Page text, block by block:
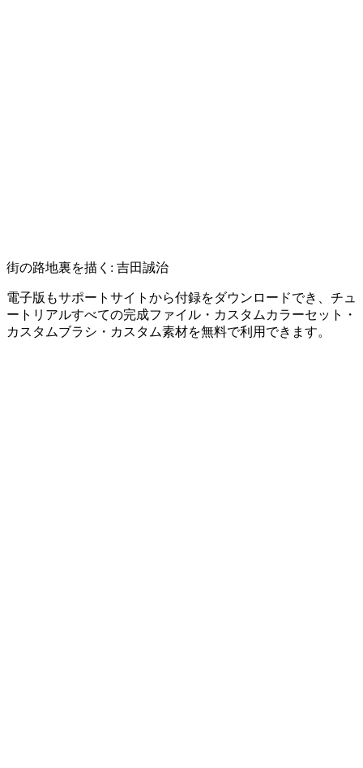
街の路地裏を描く: 吉田誠治
電子版もサポートサイトから付録をダウンロードでき、チュ
ートリアルすべての完成ファイル・カスタムカラーセット・
カスタムブラシ・カスタム素材を無料で利用できます。